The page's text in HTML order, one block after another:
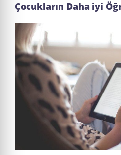
Çocukların Daha iyi